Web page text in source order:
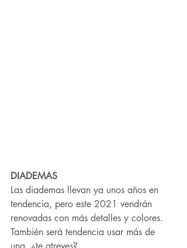
DIADEMAS
Las diademas llevan ya unos años en
tendencia, pero este 2021 vendrán
renovadas con más detalles y colores.
También será tendencia usar más de